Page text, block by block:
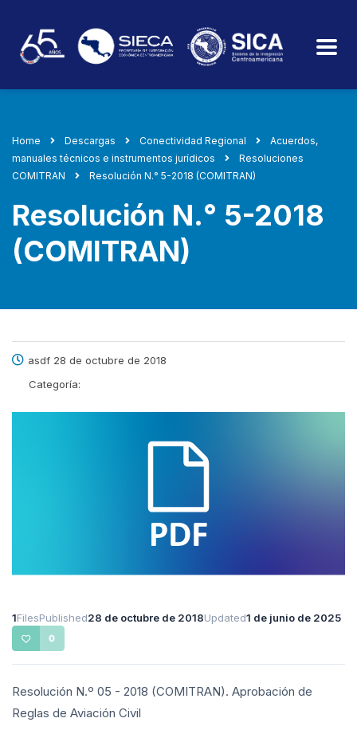
Home Descargas Conectividad Regional
Acuerdos,
manuales técnicos e instrumentos jurídicos
Resoluciones
COMITRAN
Resolución N.° 5-2018 (COMITRAN)
Resolución N.° 5-2018
(COMITRAN)
asdf 28 de octubre de 2018
Categoría:
1FilesPublished28 de octubre de 2018Updated1 de junio de 2025
0
Resolución N.º 05 - 2018 (COMITRAN). Aprobación de
Reglas de Aviación Civil